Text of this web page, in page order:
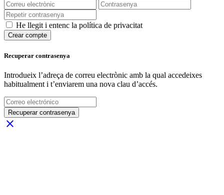
He llegit i entenc la política de privacitat
Crear compte
Recuperar contrasenya
Introdueix l’adreça de correu electrònic amb la qual accedeixes
habitualment i t’enviarem una nova clau d’accés.
Recuperar contrasenya
close